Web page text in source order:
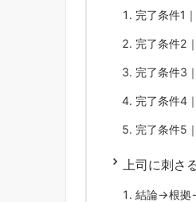
完了条件1
完了条件2
完了条件3
完了条件4
完了条件5
上司に刺さ
結論→根拠